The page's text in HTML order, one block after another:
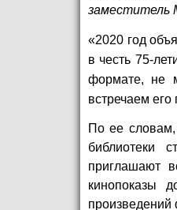
заместитель
«2020 год
в честь 75-
формате, не
встречаем
По ее
библиотеки
приглашают
кинопоказы
произведений